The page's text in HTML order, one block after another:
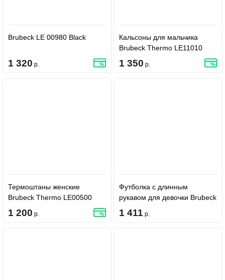
Brubeck LE 00980 Black
1 320 р.
Кальсоны для мальчика
Brubeck Thermo LE11010
Black
1 350 р.
Термоштаны женские
Brubeck Thermo LE00500
Pink W
1 200 р.
Футболка с длинным
рукавом для девочки Brubeck
Thermo Kids LS11710 -
Lemon
1 411 р.